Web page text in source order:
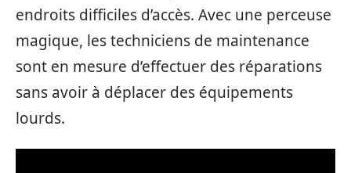
endroits difficiles d’accès. Avec une perceuse
magique, les techniciens de maintenance
sont en mesure d’effectuer des réparations
sans avoir à déplacer des équipements
lourds.